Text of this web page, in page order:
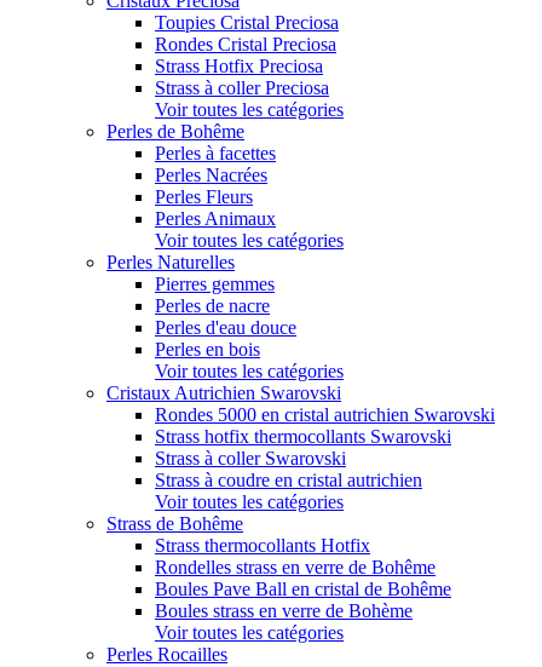
Toupies Cristal Preciosa
Rondes Cristal Preciosa
Strass Hotfix Preciosa
Strass à coller Preciosa
Voir toutes les catégories
Perles de Bohême
Perles à facettes
Perles Nacrées
Perles Fleurs
Perles Animaux
Voir toutes les catégories
Perles Naturelles
Pierres gemmes
Perles de nacre
Perles d'eau douce
Perles en bois
Voir toutes les catégories
Cristaux Autrichien Swarovski
Rondes 5000 en cristal autrichien Swarovski
Strass hotfix thermocollants Swarovski
Strass à coller Swarovski
Strass à coudre en cristal autrichien
Voir toutes les catégories
Strass de Bohême
Strass thermocollants Hotfix
Rondelles strass en verre de Bohême
Boules Pave Ball en cristal de Bohême
Boules strass en verre de Bohème
Voir toutes les catégories
Perles Rocailles